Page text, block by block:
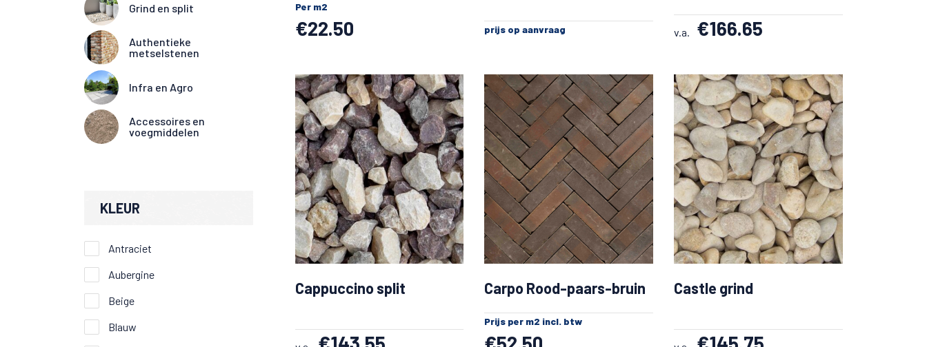
Altijd 10.000+ m2 op voorraad
Grind en split
Authentieke
metselstenen
Infra en Agro
Accessoires en
voegmiddelen
KLEUR
Antraciet
Aubergine
Beige
Blauw
Per m2
€22.50 prijs op aanvraag v.a. €166.65
Cappuccino split Carpo Rood-paars-bruin
Prijs per m2 incl. btw
Castle grind